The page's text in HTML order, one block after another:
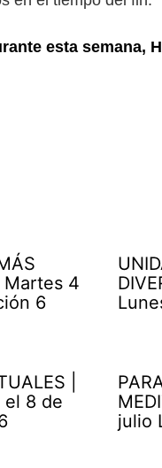
esta semana,
Martes 4
6
|
el 8 de
julio